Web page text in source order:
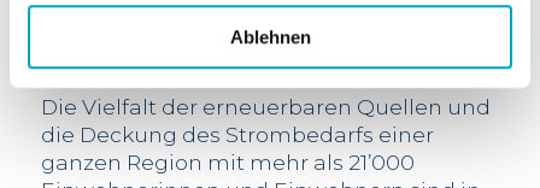
Ablehnen
Jahr kennzeichnend waren und im März
sowie von Juni bis August eine
Niederwasserführung zur Folge hatten.
Die Vielfalt der erneuerbaren Quellen und
die Deckung des Strombedarfs einer
ganzen Region mit mehr als 21’000